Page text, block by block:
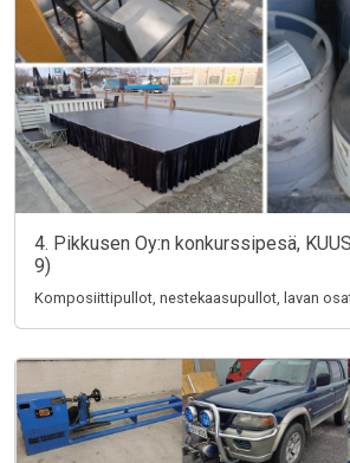
4. Pikkusen Oy:n konkurssipesä,
9)
Komposiittipullot, nestekaasupullot, lavan